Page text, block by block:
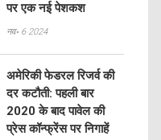
पर एक नई पेशकश
नव॰ 6 2024
अमेरिकी फेडरल रिजर्व की
दर कटौती: पहली बार
2020 के बाद पावेल की
प्रेस कॉन्फ्रेंस पर निगाहें